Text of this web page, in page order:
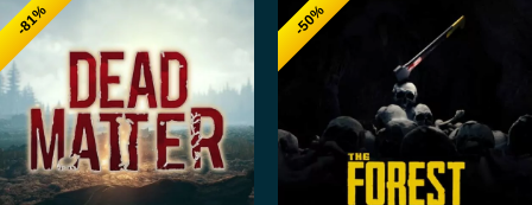
-81% -50%